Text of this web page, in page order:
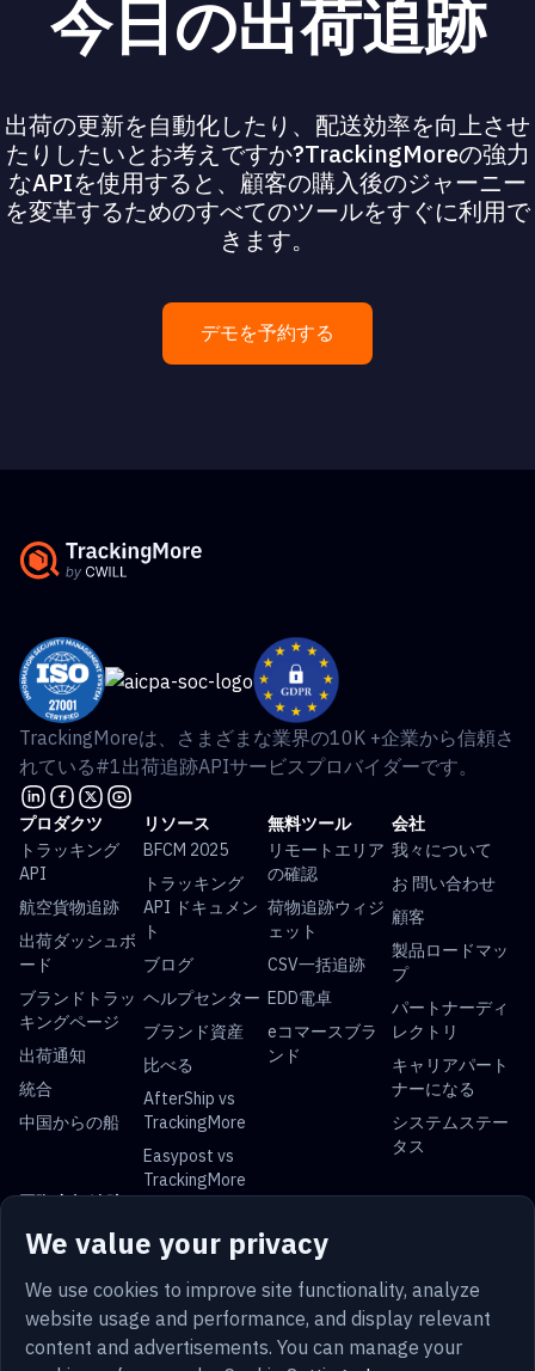
今日の出荷追跡
出荷の更新を自動化したり、配送効率を向上させ
たりしたいとお考えですか?TrackingMoreの強力
なAPIを使用すると、顧客の購入後のジャーニー
を変革するためのすべてのツールをすぐに利用で
きます。
デモを予約する
We value your privacy
We use cookies to improve site functionality, analyze
website usage and performance, and display relevant
content and advertisements. You can manage your
TrackingMoreは、さまざまな業界の10K +企業から信頼さ
れている#1出荷追跡APIサービスプロバイダーです。
プロダクツ
トラッキング
API
航空貨物追跡
出荷ダッシュボ
ード
ブランドトラッ
キングページ
出荷通知
統合
中国からの船
リソース
BFCM 2025
トラッキング
API ドキュメン
ト
ブログ
ヘルプセンター
ブランド資産
比べる
AfterShip vs
TrackingMore
Easypost vs
TrackingMore
無料ツール
リモートエリア
の確認
荷物追跡ウィジ
ェット
CSV一括追跡
EDD電卓
eコマースブラ
ンド
会社
我々について
お 問い合わせ
顧客
製品ロードマッ
プ
パートナーディ
レクトリ
キャリアパート
ナーになる
システムステー
タス
国際小包 追跡
USPS 追跡
UPS 追跡 FedEx 追跡
トラッキング
跡
追跡